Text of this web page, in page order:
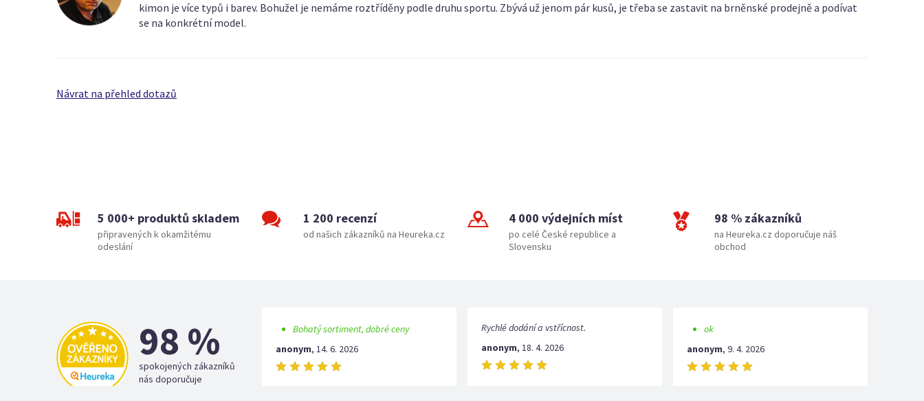
kimon je více typů i barev. Bohužel je nemáme roztříděny podle druhu sportu. Zbývá už jenom pár kusů, je třeba se zastavit na brněnské prodejně a podívat
se na konkrétní model.
Návrat na přehled dotazů
5 000+ produktů skladem
připravených k okamžitému
odeslání
1 200 recenzí
od našich zákazníků na Heureka.cz
4 000 výdejních míst
po celé České republice a
Slovensku
98 % zákazníků
na Heureka.cz doporučuje náš
obchod
98 %
spokojených zákazníků
nás doporučuje
Bohatý sortiment, dobré ceny
anonym, 14. 6. 2026
Rychlé dodání a vstřícnost.
anonym, 18. 4. 2026
ok
anonym, 9. 4. 2026